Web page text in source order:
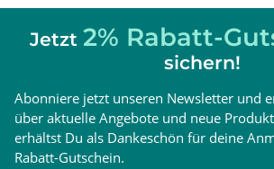
Jetzt 2% Rabatt-
sichern!
Abonniere jetzt unseren Newsletter und
über aktuelle Angebote und neue
erhältst Du als Dankeschön für deine
Rabatt-Gutschein.